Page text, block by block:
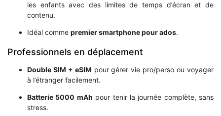
les enfants avec des limites de temps d’écran et de
contenu.
Idéal comme premier smartphone pour ados.
Professionnels en déplacement
Double SIM + eSIM pour gérer vie pro/perso ou voyager
à l’étranger facilement.
Batterie 5000 mAh pour tenir la journée complète, sans
stress.